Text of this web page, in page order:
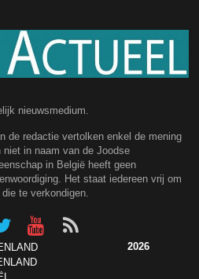
nieuwsmedium.
de redactie vertolken enkel de mening
in naam van de Joodse
in België heeft geen
Het staat iedereen vrij om
te verkondigen.
2026